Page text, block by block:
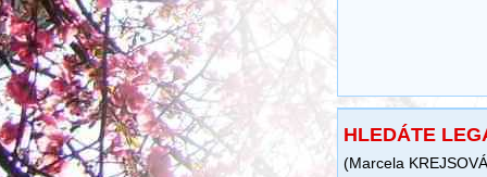
HLEDÁTE
(Marcela KREJSOVÁ